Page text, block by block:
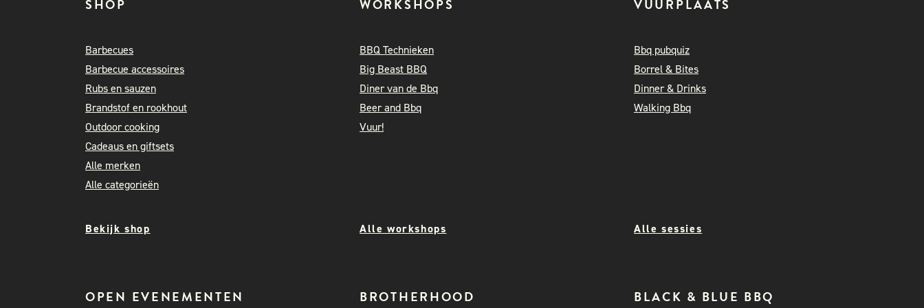
SHOP
Barbecues
Barbecue accessoires
Rubs en sauzen
Brandstof en rookhout
Outdoor cooking
Cadeaus en giftsets
Alle merken
Alle categorieën
WORKSHOPS
BBQ Technieken
Big Beast BBQ
Diner van de Bbq
Beer and Bbq
Vuur!
VUURPLAATS
Bbq pubquiz
Borrel & Bites
Dinner & Drinks
Walking Bbq
Bekijk shop Alle workshops Alle sessies
OPEN EVENEMENTEN BROTHERHOOD BLACK & BLUE BBQ